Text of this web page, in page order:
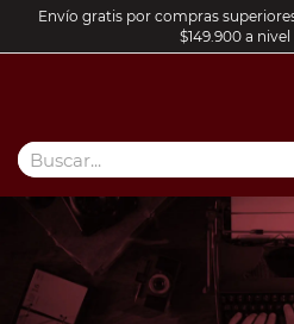
Envío gratis por compras
$149.900 a nivel